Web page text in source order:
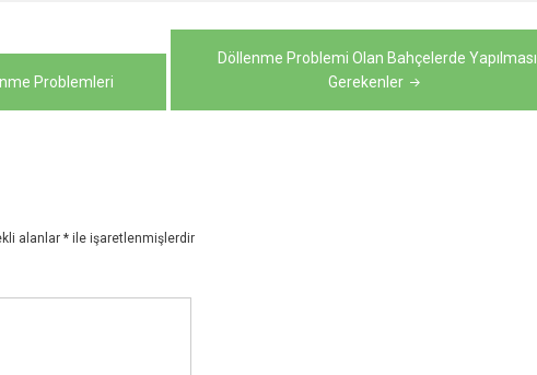
Problemleri
Döllenme Problemi Olan Bahçelerde Yapılması
Gerekenler
alanlar * ile işaretlenmişlerdir